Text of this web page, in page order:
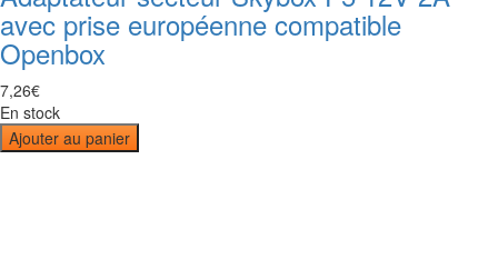
avec prise européenne compatible
Openbox
7,26€
En stock
Ajouter au panier